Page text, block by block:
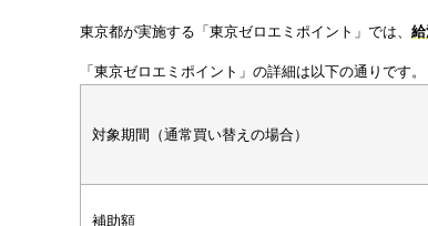
東京都が実施する「東京ゼロエミポイント」では、
「東京ゼロエミポイント」の詳細は以下の通りです。
対象期間（通常買い替えの場合）
補助額